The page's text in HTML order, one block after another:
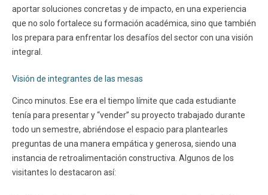
aportar soluciones concretas y de impacto, en una experiencia
que no solo fortalece su formación académica, sino que también
los prepara para enfrentar los desafíos del sector con una visión
integral.
Visión de integrantes de las mesas
Cinco minutos. Ese era el tiempo límite que cada estudiante
tenía para presentar y “vender” su proyecto trabajado durante
todo un semestre, abriéndose el espacio para plantearles
preguntas de una manera empática y generosa, siendo una
instancia de retroalimentación constructiva. Algunos de los
visitantes lo destacaron así: